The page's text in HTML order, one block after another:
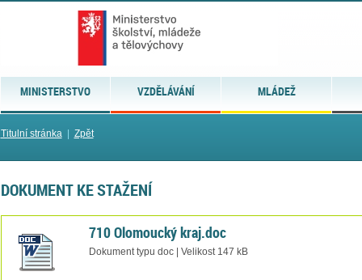
MINISTERSTVO VZDĚLÁVÁNÍ MLÁDEŽ
Titulní stránka| Zpět
DOKUMENT KE STAŽENÍ
710 Olomoucký kraj.doc
Dokument typu doc | Velikost 147 kB